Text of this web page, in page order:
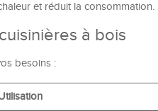
et réduit la consommation.
à bois
besoins :